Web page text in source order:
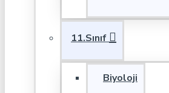
11.Sınıf
Biyoloji